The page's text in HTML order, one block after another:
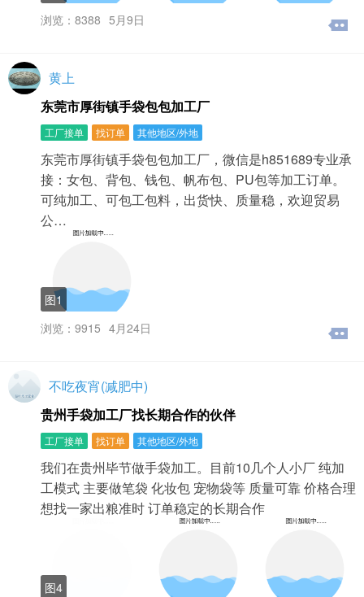
浏览：8388 5月9日
黄上
东莞市厚街镇手袋包包加工厂
工厂接单 找订单 其他地区/外地
东莞市厚街镇手袋包包加工厂，微信是h851689专业承
接：女包、背包、钱包、帆布包、PU包等加工订单。
可纯加工、可包工包料，出货快、质量稳，欢迎贸易
公…
图1
浏览：9915 4月24日
不吃夜宵(减肥中)
贵州手袋加工厂找长期合作的伙伴
工厂接单 找订单 其他地区/外地
我们在贵州毕节做手袋加工。目前10几个人小厂 纯加
工模式 主要做笔袋 化妆包 宠物袋等 质量可靠 价格合理
想找一家出粮准时 订单稳定的长期合作
图4